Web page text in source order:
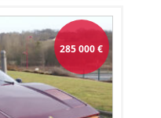
285 000€